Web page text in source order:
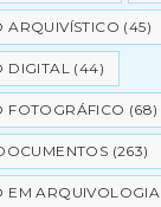
ARQUIVÍSTICO (45)
DIGITAL (44)
FOTOGRÁFICO (68)
(263)
EM ARQUIVOLOGIA